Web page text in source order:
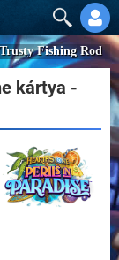
Trusty Fishing Rod
kártya -